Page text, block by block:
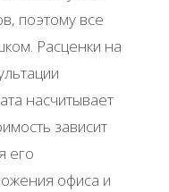
поэтому все
Расценки на
насчитывает
зависит
его
офиса и